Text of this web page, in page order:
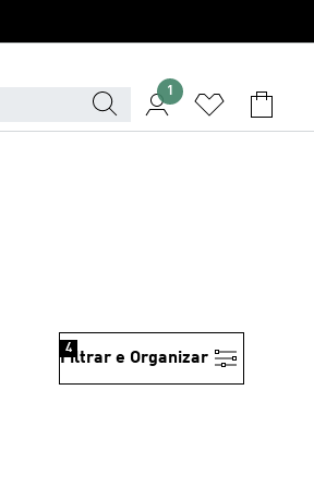
1
Filtrar e Organizar
4